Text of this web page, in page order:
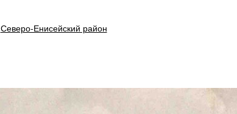
Северо-Енисейский район